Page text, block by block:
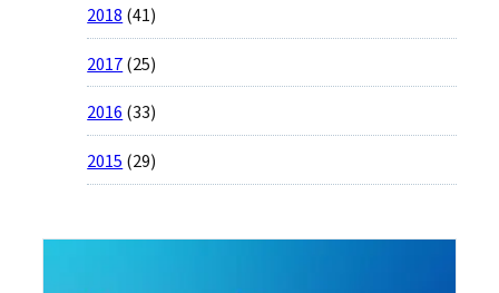
2018 (41)
2017(25)
2016 (33)
2015 (29)